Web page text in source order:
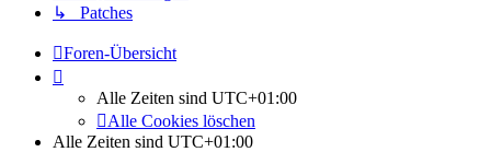
↳ Patches
Foren-Übersicht
Alle Zeiten sind UTC+01:00
Alle Cookies löschen
Alle Zeiten sind UTC+01:00